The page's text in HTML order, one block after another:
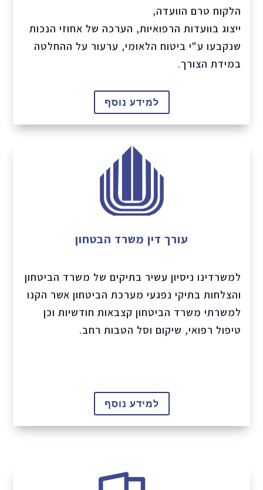
הלקוח טרם הוועדה,
ייצוג בוועדות הרפואיות, הערכה של אחוזי הנכות
שנקבעו ע"י ביטוח הלאומי, ערעור על ההחלטה
במידת הצורך.
למידע נוסף
עורך דין משרד הבטחון
למשרדינו ניסיון עשיר בתיקים של משרד הביטחון
והצלחות בתיקי נפגעי מערכת הביטחון אשר הקנו
למשרתי משרד הביטחון קצבאות חודשיות וכן
טיפול רפואי, שיקום וסל הטבות רחב.
למידע נוסף